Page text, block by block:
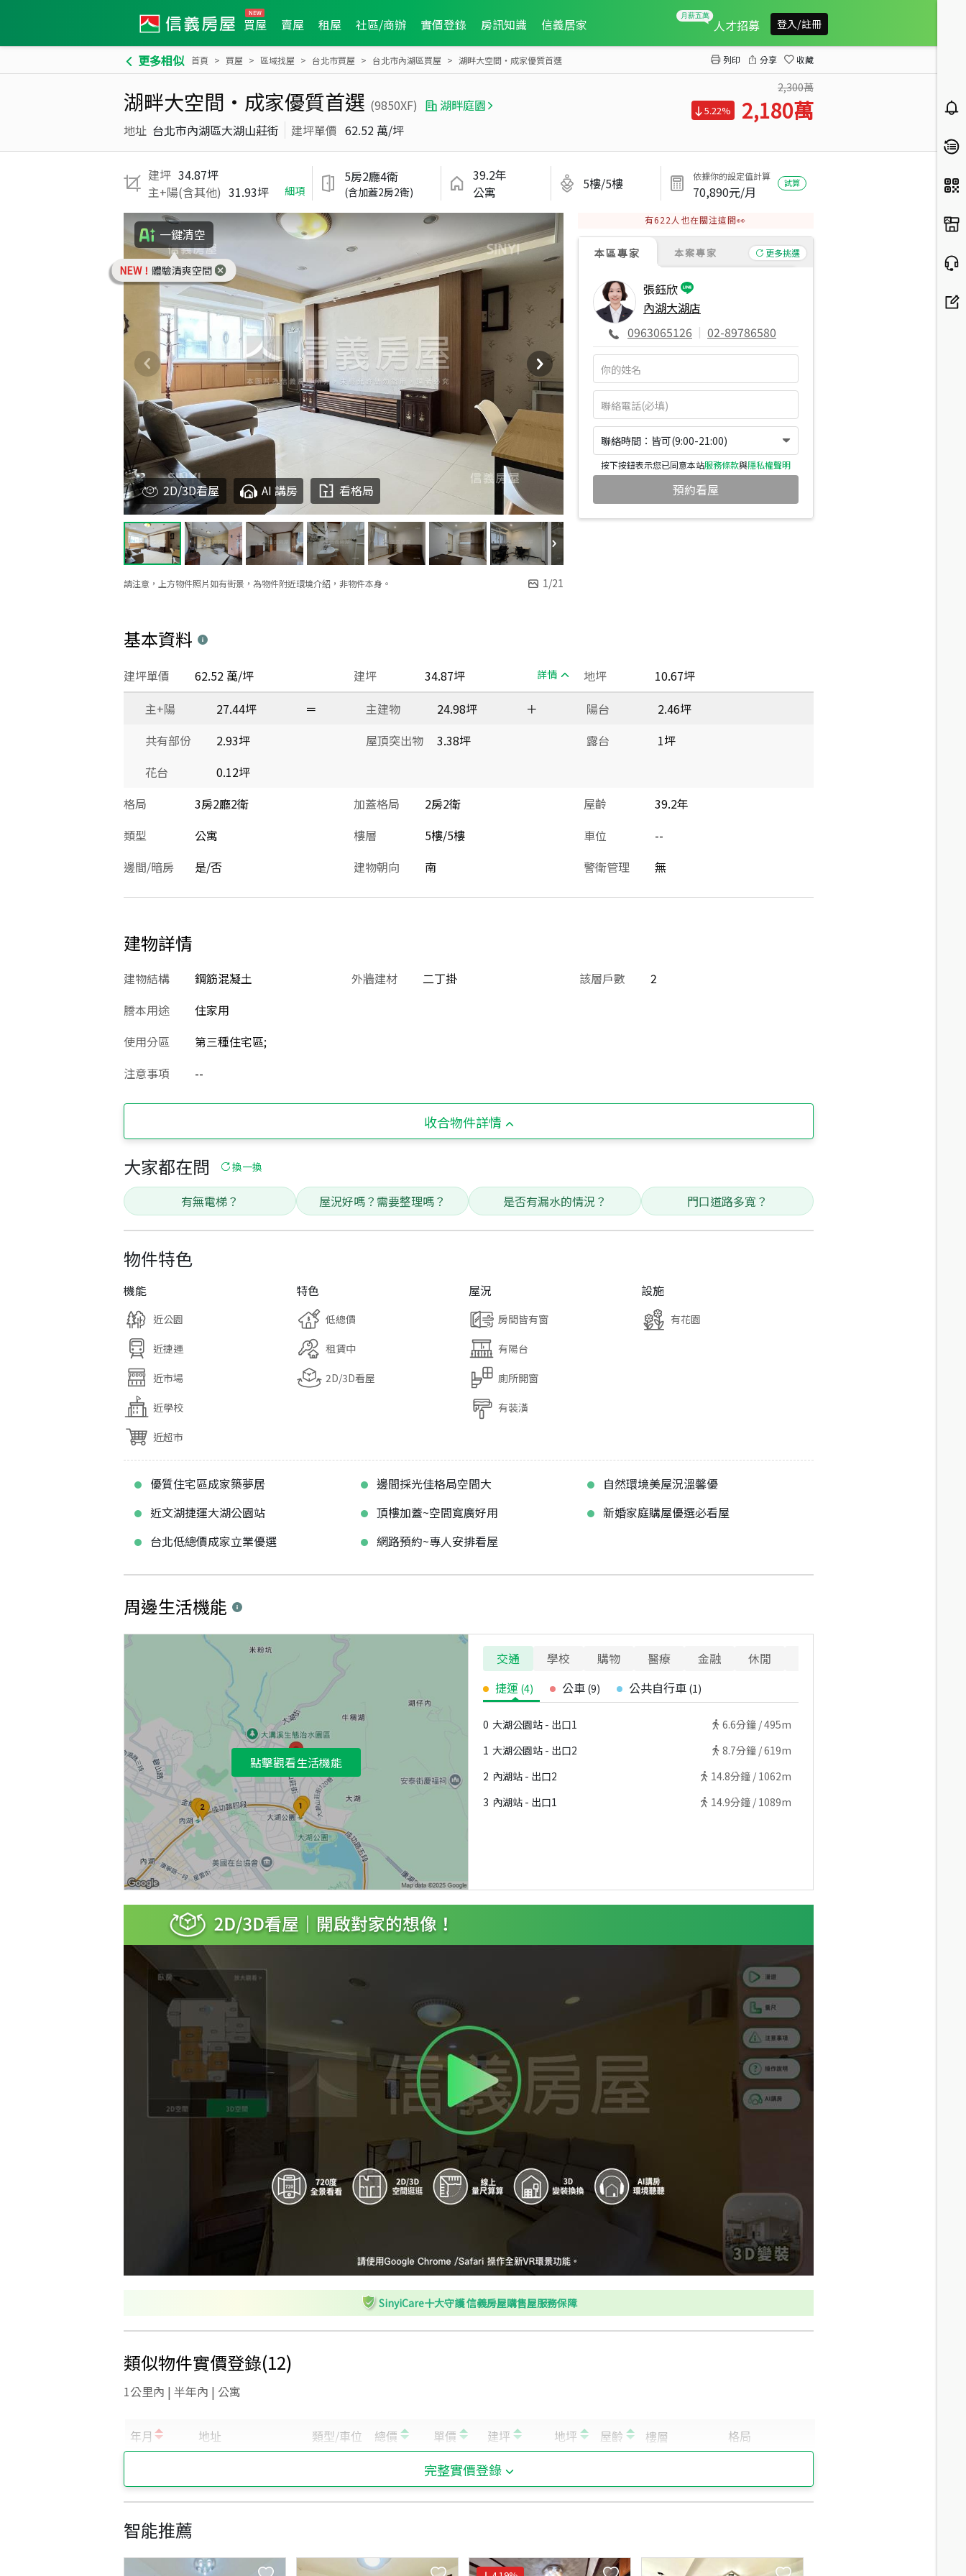
買屋 賣屋 租屋 社區/商辦 實價登錄 房訊知識 信義居家 人才招募 登入/註冊
更多相似 首頁 買屋 區域找屋 台北市買屋 台北市內湖區買屋 湖畔大空間‧成家優質首選 列印 分享 收藏
湖畔大空間‧成家優質首選 (9850XF)
湖畔庭園
地址 台北市內湖區大湖山莊街 建坪單價 62.52 萬/坪
2,300萬
5.22% 2,180萬
建坪 34.87坪
主+陽(含其他) 31.93坪 細項
5房2廳4衛
(含加蓋2房2衛)
39.2年
公寓
5樓/5樓 依據你的設定值計算
70,890元/月
試算
一鍵清空
NEW！ 體驗清爽空間
請注意，上方物件照片如有街景，為物件附近環境介紹，非物件本身。 1/21
2D/3D看屋 AI 講房 看格局
有622 人也在關注這間👀
本區專家 本案專家 更多挑選
張鈺欣
內湖大湖店
0963065126 | 02-89786580
聯絡時間：皆可(9:00-21:00)
按下按鈕表示您已同意本站服務條款與隱私權聲明
預約看屋
基本資料
建坪 34.87坪 詳情
建坪單價 62.52 萬/坪 地坪
10.67坪
主+陽
27.44坪 ＝ 主建物 24.98坪 ＋ 陽台
2.46坪
共有部份
2.93坪 屋頂突出物 3.38坪 露台
1坪
花台
0.12坪
格局
3房2廳2衛 加蓋格局 2房2衛 屋齡
39.2年
類型
公寓 樓層 5樓/5樓 車位
--
邊間/暗房
是/否 建物朝向 南 警衛管理 無
建物詳情
建物結構 鋼筋混凝土 外牆建材 二丁掛 該層戶數
2
謄本用途
住家用
使用分區
第三種住宅區;
注意事項
--
收合物件詳情
大家都在問 換一換
有無電梯？ 屋況好嗎？需要整理嗎？ 是否有漏水的情況？ 門口道路多寬？
物件特色
機能
近公園
近捷運
近市場
近學校
近超市
特色
低總價
租賃中
2D/3D看屋
屋況
房間皆有窗
有陽台
廁所開窗
有裝潢
設施
有花園
優質住宅區成家築夢居 邊間採光佳格局空間大
自然環境美屋況溫馨優
近文湖捷運大湖公園站
頂樓加蓋~空間寬廣好用
新婚家庭購屋優選必看屋
台北低總價成家立業優選
網路預約~專人安排看屋
周邊生活機能
點擊觀看生活機能
交通 學校 購物 醫療 金融 休閒
捷運 (4) 公車 (9) 公共自行車 (1)
0 大湖公園站 - 出口1 6.6分鐘 /495m
1 大湖公園站 - 出口2 8.7分鐘 /619m
2 內湖站 - 出口2 14.8分鐘 / 1062m
3 內湖站 - 出口1 14.9分鐘 / 1089m
SinyiCare十大守護 信義房屋購售屋服務保障
類似物件實價登錄(12)
1公里內 | 半年內 | 公寓
完整實價登錄
智能推薦